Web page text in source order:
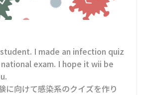
I made an infection quiz
exam. I hope it wii be
に向けて感染系のクイズを作り